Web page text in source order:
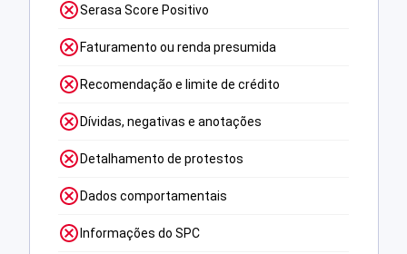
Serasa Score Positivo
Faturamento ou renda presumida
Recomendação e limite de crédito
Dívidas, negativas e anotações
Detalhamento de protestos
Dados comportamentais
Informações do SPC